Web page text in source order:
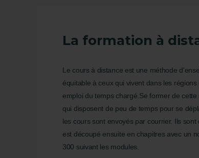
La formation à
Le cours à distance est une méthode
équitable à ceux qui vivent dans les
emploi du temps chargé.Se former de
qui disposent de peu de temps pour se
les cours sont envoyés par courrier. Ils
est découpé ensuite en chapitres avec un
300 suivant les modules.